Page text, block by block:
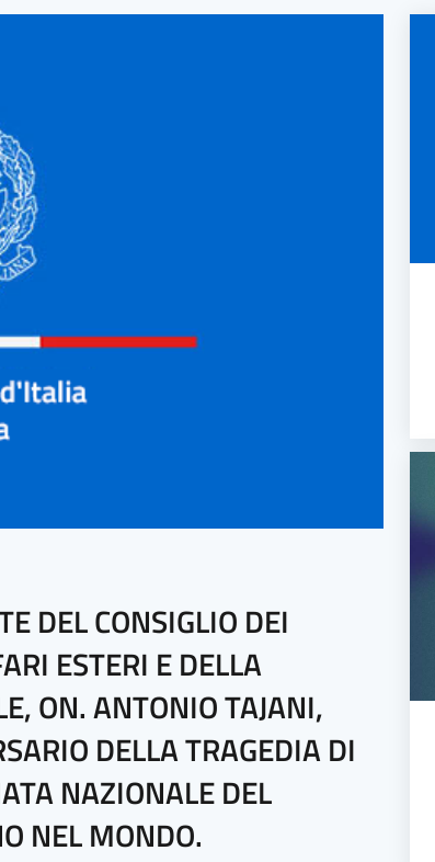
DEL CONSIGLIO DEI
ESTERI E DELLA
ON. ANTONIO TAJANI,
DELLA TRAGEDIA DI
NAZIONALE DEL
NEL MONDO.